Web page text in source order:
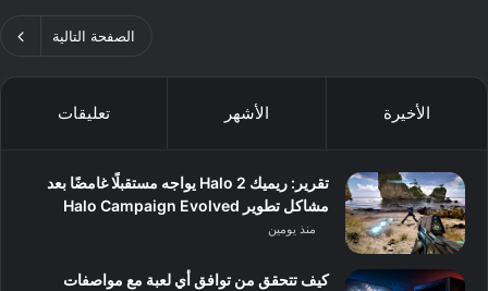
الصفحة التالية
الأخيرة الأشهر تعليقات
تقرير: ريميك Halo 2 يواجه مستقبلًا غامضًا بعد
مشاكل تطوير Halo Campaign Evolved
منذ يومين
كيف تتحقق من توافق أي لعبة مع مواصفات